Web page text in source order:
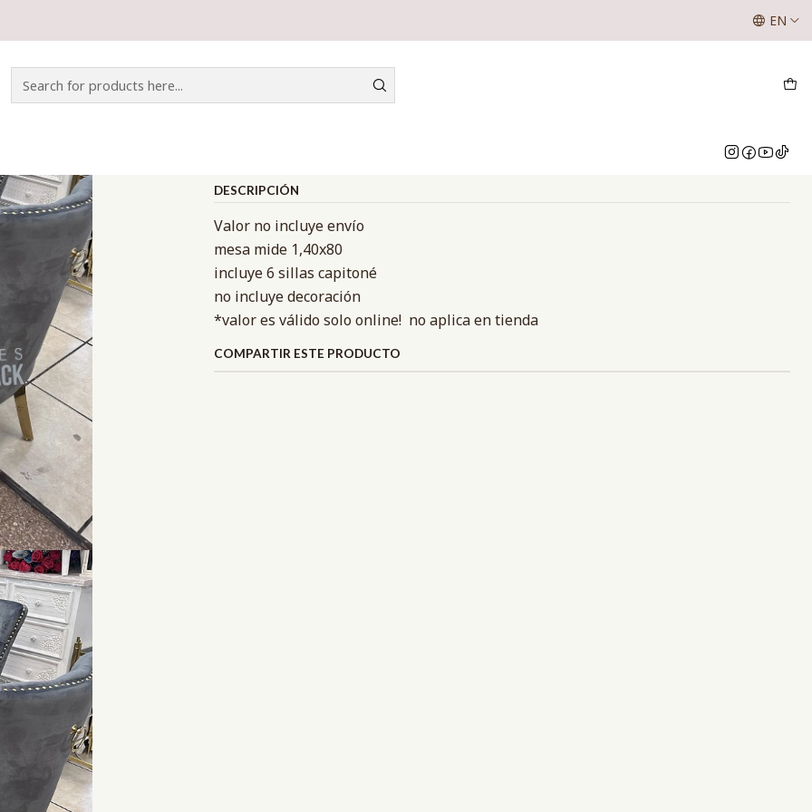
SE LES INFORMA A NUESTROS CLIENTES QUE LOSEN
COMEDOR DUBÁI LUXURY
DESCRIPCIÓN
Valor no incluye envío
mesa mide 1,40x80
incluye 6 sillas capitoné
no incluye decoración
*valor es válido solo online! no aplica en tienda
COMPARTIR ESTE PRODUCTO